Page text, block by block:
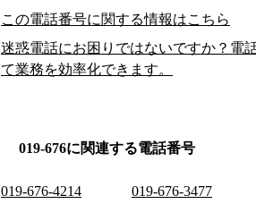
この電話番号に関する情報はこちら
迷惑電話にお困りではないですか？電
て業務を効率化できます。
019-676に関連する電話番号
019-676-4214 019-676-3477